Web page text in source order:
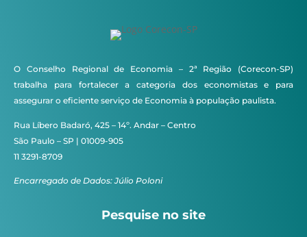
O Conselho Regional de Economia – 2ª Região (Corecon-SP)
trabalha para fortalecer a categoria dos economistas e para
assegurar o eficiente serviço de Economia à população paulista.
Rua Líbero Badaró, 425 – 14º. Andar – Centro
São Paulo – SP | 01009-905
11 3291-8709
Encarregado de Dados: Júlio Poloni
Pesquise no site